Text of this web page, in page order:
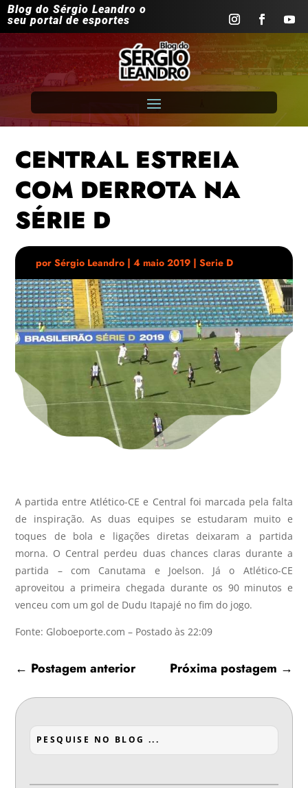
Blog do Sérgio Leandro o
seu portal de esportes
CENTRAL ESTREIA
COM DERROTA NA
SÉRIE D
porSérgio Leandro |4 maio 2019 |Serie D
A partida entre Atlético-CE e Central foi marcada pela falta
de inspiração. As duas equipes se estudaram muito e
toques de bola e ligações diretas deixaram a partida
morna. O Central perdeu duas chances claras durante a
partida – com Canutama e Joelson. Já o Atlético-CE
aproveitou a primeira chegada durante os 90 minutos e
venceu com um gol de Dudu Itapajé no fim do jogo.
Fonte: Globoeporte.com – Postado às 22:09
← Postagem anterior Próxima postagem →